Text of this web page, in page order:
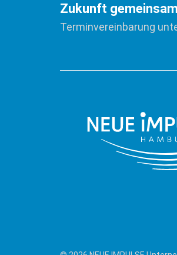
Zukunft
Terminvereinbarung